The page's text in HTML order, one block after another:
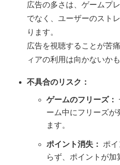
広告の多さは、ゲームプ
でなく、ユーザーのスト
ります。
広告を視聴することが苦
ィアの利用は向かないか
不具合のリスク：
ゲームのフリーズ：
ーム中にフリーズが
ます。
ポイント消失：
ポ
らず、ポイントが加